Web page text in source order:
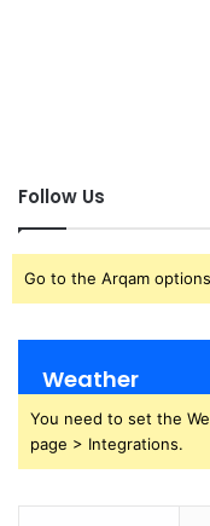
Follow Us
Go to the Arqam
Weather
You need to set the
page > Integrations.